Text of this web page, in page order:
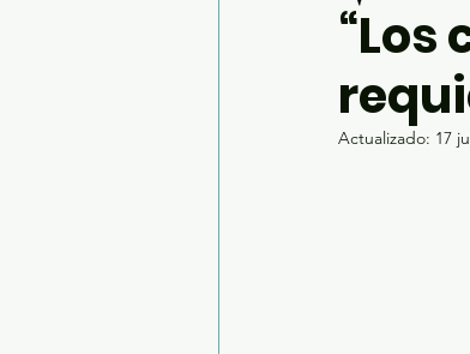
Actualizado: 17